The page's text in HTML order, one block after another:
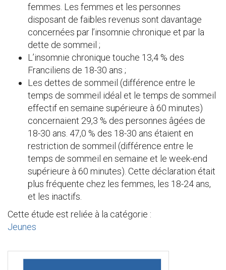
femmes. Les femmes et les personnes
disposant de faibles revenus sont davantage
concernées par l’insomnie chronique et par la
dette de sommeil ;
L’insomnie chronique touche 13,4 % des
Franciliens de 18-30 ans ;
Les dettes de sommeil (différence entre le
temps de sommeil idéal et le temps de sommeil
effectif en semaine supérieure à 60 minutes)
concernaient 29,3 % des personnes âgées de
18-30 ans. 47,0 % des 18-30 ans étaient en
restriction de sommeil (différence entre le
temps de sommeil en semaine et le week-end
supérieure à 60 minutes). Cette déclaration était
plus fréquente chez les femmes, les 18-24 ans,
et les inactifs.
Cette étude est reliée à la catégorie :
Jeunes